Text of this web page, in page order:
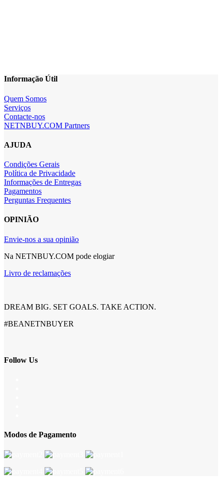
Informação Útil
Quem Somos
Serviços
Contacte-nos
NETNBUY.COM Partners
AJUDA
Condições Gerais
Política de Privacidade
Informações de Entregas
Pagamentos
Perguntas Frequentes
OPINIÃO
Envie-nos a sua opinião
Na NETNBUY.COM pode elogiar
Livro de reclamações
DREAM BIG. SET GOALS. TAKE ACTION.
#BEANETNBUYER
Follow Us
Modos de Pagamento